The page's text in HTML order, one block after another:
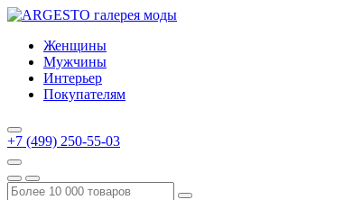
Женщины
Мужчины
Интерьер
Покупателям
+7 (499) 250-55-03